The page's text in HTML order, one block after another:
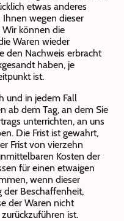
etwas anderes
wegen dieser
Wir können die
Waren wieder
den Nachweis erbracht
haben, je
ist.
und in jedem Fall
ab dem Tag, an dem Sie
unterrichten, an uns
Die Frist ist gewahrt,
Frist von vierzehn
Kosten der
für einen etwaigen
wenn dieser
der Beschaffenheit,
der Waren nicht
ist.